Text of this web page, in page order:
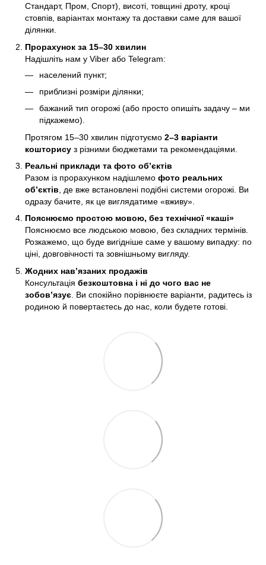
Стандарт, Пром, Спорт), висоті, товщині дроту, кроці
стовпів, варіантах монтажу та доставки саме для вашої
ділянки.
Прорахунок за 15–30 хвилин
Надішліть нам у Viber або Telegram:
населений пункт;
приблизні розміри ділянки;
бажаний тип огорожі (або просто опишіть задачу – ми
підкажемо).
Протягом 15–30 хвилин підготуємо 2–3 варіанти
кошторису з різними бюджетами та рекомендаціями.
Реальні приклади та фото об’єктів
Разом із прорахунком надішлемо фото реальних
об’єктів , де вже встановлені подібні системи огорожі. Ви
одразу бачите, як це виглядатиме «вживу».
Пояснюємо простою мовою, без технічної «каші»
Пояснюємо все людською мовою, без складних термінів.
Розкажемо, що буде вигідніше саме у вашому випадку: по
ціні, довговічності та зовнішньому вигляду.
Жодних нав’язаних продажів
Консультація безкоштовна і ні до чого вас не
зобов’язує . Ви спокійно порівнюєте варіанти, радитесь із
родиною й повертаєтесь до нас, коли будете готові.